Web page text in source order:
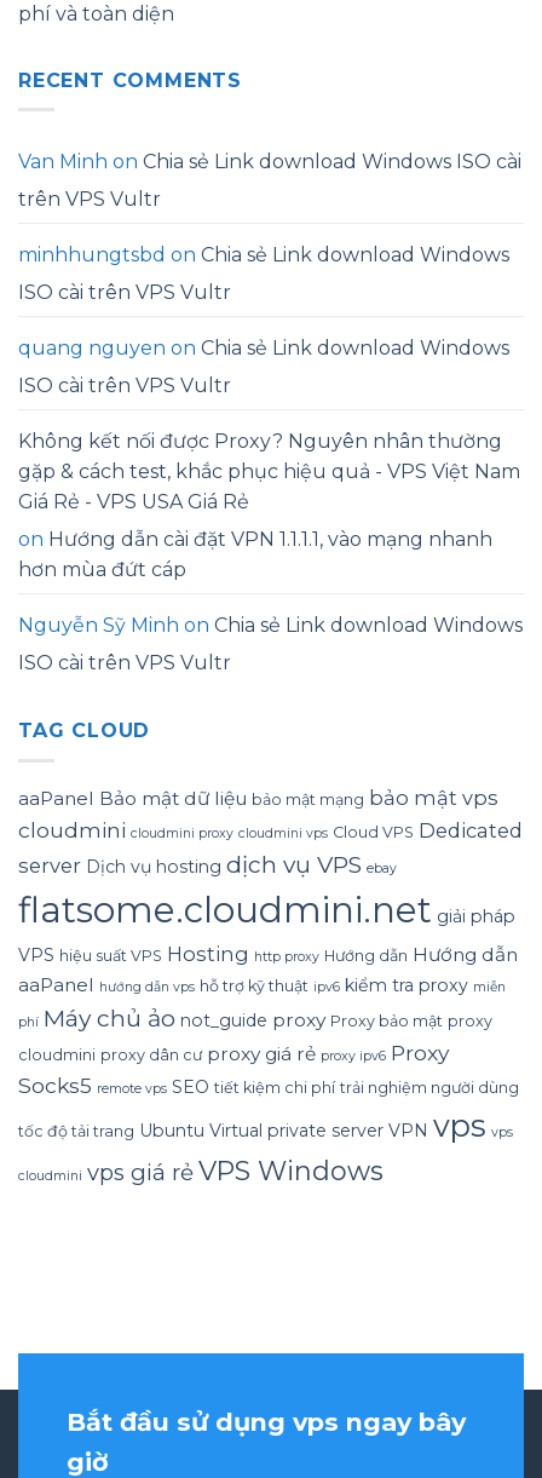
phí và toàn diện
RECENT COMMENTS
Van Minh on Chia sẻ Link download Windows ISO cài
trên VPS Vultr
minhhungtsbd on Chia sẻ Link download Windows
ISO cài trên VPS Vultr
quang nguyen on Chia sẻ Link download Windows
ISO cài trên VPS Vultr
Không kết nối được Proxy? Nguyên nhân thường
gặp & cách test, khắc phục hiệu quả - VPS Việt Nam
Giá Rẻ - VPS USA Giá Rẻ
on Hướng dẫn cài đặt VPN 1.1.1.1, vào mạng nhanh
hơn mùa đứt cáp
Nguyễn Sỹ Minh on Chia sẻ Link download Windows
ISO cài trên VPS Vultr
TAG CLOUD
aaPanel Bảo mật dữ liệu bảo mật mạng bảo mật vps
cloudmini cloudmini proxy cloudmini vps Cloud VPS Dedicated
server Dịch vụ hosting dịch vụ VPS ebay
flatsome.cloudmini.net giải pháp
VPS hiệu suất VPS Hosting http proxy Hướng dẫn Hướng dẫn
aaPanel hướng dẫn vps hỗ trợ kỹ thuật ipv6 kiểm tra proxy miễn
phí Máy chủ ảo not_guide proxy Proxy bảo mật proxy
cloudmini proxy dân cư proxy giá rẻ proxy ipv6 Proxy
Socks5 remote vps SEO tiết kiệm chi phí trải nghiệm người dùng
tốc độ tải trang Ubuntu Virtual private server VPN vps vps
cloudmini vps giá rẻVPS Windows
Bắt đầu sử dụng vps ngay bây
giờ